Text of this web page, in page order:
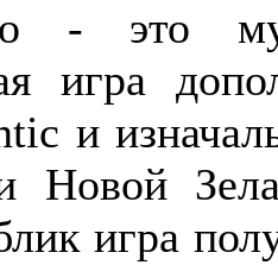
- это
игра
и
Новой
игра